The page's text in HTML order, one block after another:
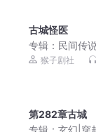
古城怪医
专辑： 民间传
玄乎事儿
猴子剧社
第282章古城
专辑： 玄幻|穿